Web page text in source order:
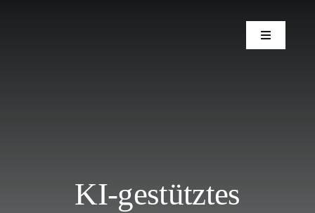
Toggle
Navigation
KI-gestütztes